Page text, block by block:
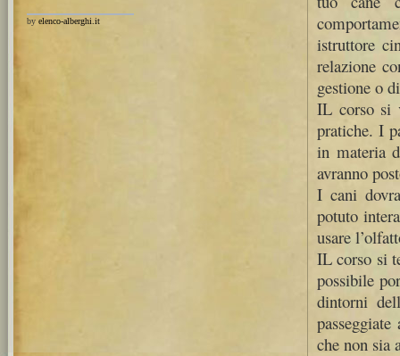
by elenco-alberghi.it
istruttore
relazione
gestione o
IL corso si
pratiche. I
in materia
avranno
I cani
potuto
usare
IL corso si
possibile
dintorni
che non sia